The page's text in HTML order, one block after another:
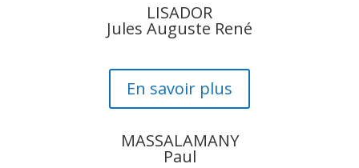
LISADOR
Jules Auguste René
En savoir plus
MASSALAMANY
Paul